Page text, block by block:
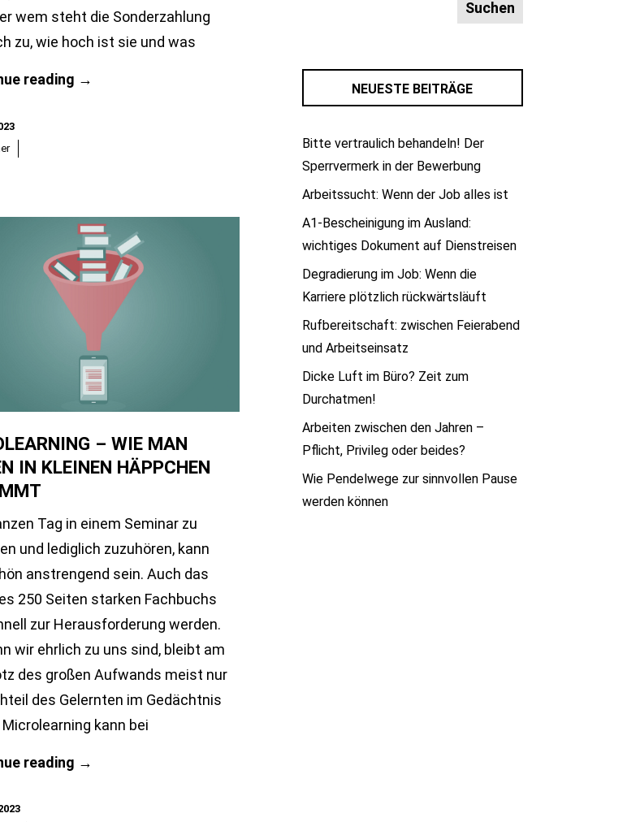
wem steht die Sonderzahlung
zu, wie hoch ist sie und was
reading Urlaubsgeld:
→
– WIE MAN
IN KLEINEN HÄPPCHEN
Tag in einem Seminar zu
und lediglich zuzuhören, kann
anstrengend sein. Auch das
250 Seiten starken Fachbuchs
zur Herausforderung werden.
wir ehrlich zu uns sind, bleibt am
des großen Aufwands meist nur
des Gelernten im Gedächtnis
kann bei
reading Microlearning
→
NEUESTE BEITRÄGE
Bitte vertraulich behandeln! Der
Sperrvermerk in der Bewerbung
Arbeitssucht: Wenn der Job alles ist
A1-Bescheinigung im Ausland:
wichtiges Dokument auf Dienstreisen
Degradierung im Job: Wenn die
Karriere plötzlich rückwärtsläuft
Rufbereitschaft: zwischen Feierabend
und Arbeitseinsatz
Dicke Luft im Büro? Zeit zum
Durchatmen!
Arbeiten zwischen den Jahren –
Pflicht, Privileg oder beides?
Wie Pendelwege zur sinnvollen Pause
werden können